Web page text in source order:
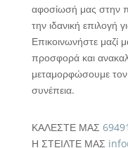
αφοσίωσή μας στην
την ιδανική επιλογή
Επικοινωνήστε μαζί
προσφορά και
μεταμορφώσουμε
συνέπεια.
ΚΑΛΕΣΤΕ ΜΑΣ
Η ΣΤΕΙΛΤΕ ΜΑΣ